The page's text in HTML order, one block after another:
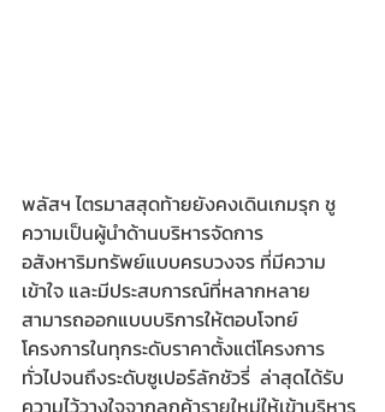
พลัสฯ ไตรมาสสุดท้ายยังคงเดินเกมรุก ชู
ความเป็นผู้นำด้านบริหารจัดการ
อสังหาริมทรัพย์แบบครบวงจร ที่มีความ
เข้าใจ และมีประสบการณ์ที่หลากหลาย
สามารถออกแบบบริการให้ตอบโจทย์
โครงการในทุกระดับราคาตั้งแต่โครงการ
ทั่วไปจนถึงระดับซูเปอร์ลักชัวรี่  ล่าสุดได้รับ
ความไว้วางใจจากลูกค้ารายใหม่ให้เข้าบริหาร